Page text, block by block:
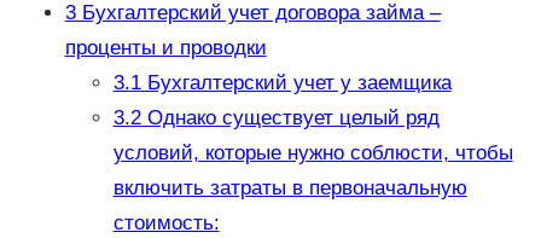
3Бухгалтерский учет договора займа –
проценты и проводки
3.1Бухгалтерский учет у заемщика
3.2Однако существует целый ряд
условий, которые нужно соблюсти, чтобы
включить затраты в первоначальную
стоимость: